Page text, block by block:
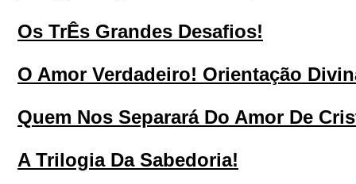
Os TrÊs Grandes Desafios!
O Amor Verdadeiro! Orientação
Quem Nos Separará Do Amor De
A Trilogia Da Sabedoria!